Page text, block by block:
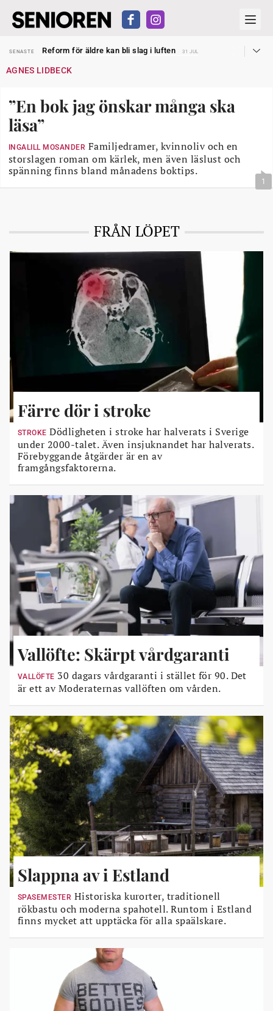
SENASTE
Reform för äldre kan bli slag i luften
31 JUL
SENASTE
Dom öppnar för rätt till garantipension
SENASTE
Liten höjning av garantipensionen
27 JUL
SENASTE
Sven Hagströmer sommarpratar
26 JUL
SENASTE
Reform för äldre kan bli slag i luften
AGNES LIDBECK
”En bok jag önskar många ska
läsa”
INGALILL MOSANDER Familjedramer, kvinnoliv och en
storslagen roman om kärlek, men även läslust och
spänning finns bland månadens boktips.
1
FRÅN LÖPET
Färre dör i stroke
STROKE Dödligheten i stroke har halverats i Sverige
under 2000-talet. Även insjuknandet har halverats.
Förebyggande åtgärder är en av
framgångsfaktorerna.
Vallöfte: Skärpt vårdgaranti
VALLÖFTE 30 dagars vårdgaranti i stället för 90. Det
är ett av Moderaternas vallöften om vården.
Slappna av i Estland
SPASEMESTER Historiska kurorter, traditionell
rökbastu och moderna spahotell. Runtom i Estland
finns mycket att upptäcka för alla spaälskare.